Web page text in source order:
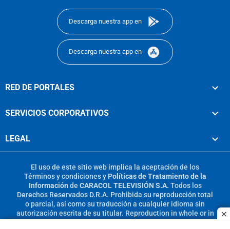
Descarga nuestra app en
Descarga nuestra app en
RED DE PORTALES
SERVICIOS CORPORATIVOS
LEGAL
El uso de este sitio web implica la aceptación de los
Términos y condicionesy Políticas de Tratamiento de la
Información de CARACOL TELEVISIÓN S.A. Todos los
Derechos Reservados D.R.A. Prohibida su reproducción total
o parcial, así como su traducción a cualquier idioma sin
autorización escrita de su titular. Reproduction in whole or in